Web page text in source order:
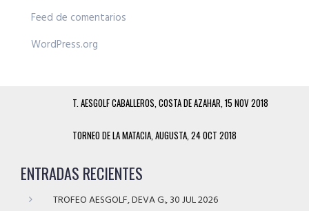
Feed de comentarios
WordPress.org
T. AESGOLF CABALLEROS, COSTA DE AZAHAR, 15 NOV 2018
TORNEO DE LA MATACIA, AUGUSTA, 24 OCT 2018
ENTRADAS RECIENTES
TROFEO AESGOLF, DEVA G., 30 JUL 2026